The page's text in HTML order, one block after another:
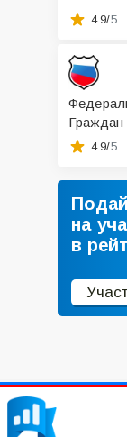
4.9/5
Граждан
4.9/5
на
в